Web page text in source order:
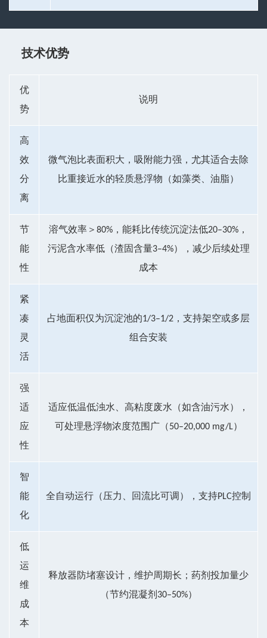
技术优势
优
势
说明
高
效
分
离
微气泡比表面积大，吸附能力强，尤其适合去除
比重接近水的轻质悬浮物（如藻类、油脂）
节
能
性
溶气效率＞80%，能耗比传统沉淀法低20–30%，
污泥含水率低（渣固含量3–4%），减少后续处理
成本
紧
凑
灵
活
占地面积仅为沉淀池的1/3–1/2，支持架空或多层
组合安装
强
适
应
性
适应低温低浊水、高粘度废水（如含油污水），
可处理悬浮物浓度范围广（50–20,000 mg/L）
智
能
化
全自动运行（压力、回流比可调），支持PLC控制
低
运
维
成
本
释放器防堵塞设计，维护周期长；药剂投加量少
（节约混凝剂30–50%）